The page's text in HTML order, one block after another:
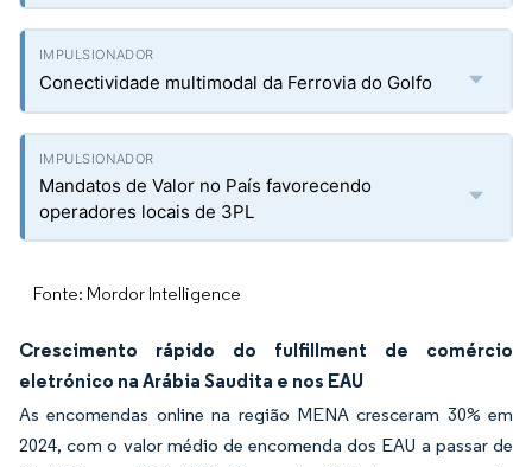
Conectividade multimodal da Ferrovia do Golfo
Mandatos de Valor no País favorecendo
operadores locais de 3PL
Fonte: Mordor Intelligence
Crescimento rápido do fulfillment de comércio
eletrónico na Arábia Saudita e nos EAU
As encomendas online na região MENA cresceram 30% em
2024, com o valor médio de encomenda dos EAU a passar de